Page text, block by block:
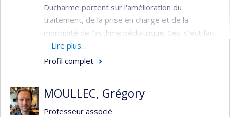
Ducharme portent sur l'amélioration du
traitement, de la prise en charge et de la
morbidité de l'asthme pédiatrique. Ceci s’est fait
par le biais du développement d’instruments
cliniques et de recherche spécifiques aux enfants,
d’essais randomisés, la dissémination des lignes
directrices basées sur les preuves scientifiques
Lire plus…
Profil complet
MOULLEC, Grégory
Professeur associé